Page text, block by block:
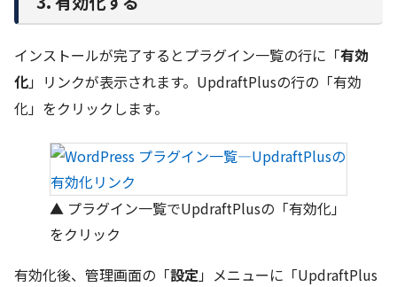
インストールが完了するとプラグイン一覧の行に「有効
化」リンクが表示されます。UpdraftPlusの行の「有効
化」をクリックします。
▲ プラグイン一覧でUpdraftPlusの「有効化」
をクリック
有効化後、管理画面の「設定」メニューに「UpdraftPlus